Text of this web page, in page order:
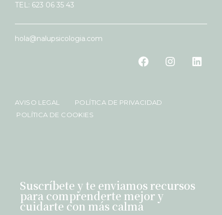
TEL: 623 06 35 43
hola@nalupsicologia.com
AVISO LEGAL
POLÍTICA DE PRIVACIDAD
POLÍTICA DE COOKIES
Suscríbete y te enviamos recursos
para comprenderte mejor y
cuidarte con más calma